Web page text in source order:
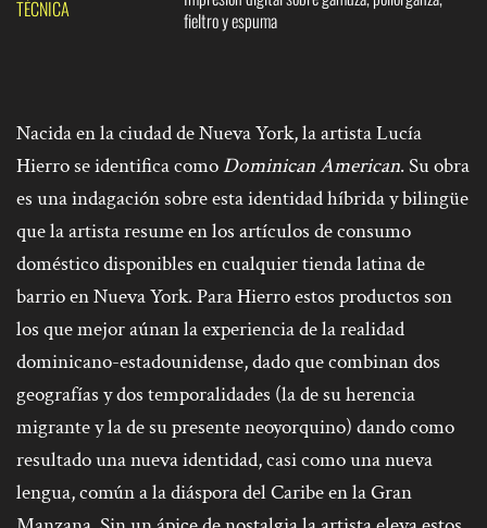
TÉCNICA
fieltro y espuma
Nacida en la ciudad de Nueva York, la artista Lucía
Hierro se identifica comoDominican American. Su obra
es una indagación sobre esta identidad híbrida y bilingüe
que la artista resume en los artículos de consumo
doméstico disponibles en cualquier tienda latina de
barrio en Nueva York. Para Hierro estos productos son
los que mejor aúnan la experiencia de la realidad
dominicano-estadounidense, dado que combinan dos
geografías y dos temporalidades (la de su herencia
migrante y la de su presente neoyorquino) dando como
resultado una nueva identidad, casi como una nueva
lengua, común a la diáspora del Caribe en la Gran